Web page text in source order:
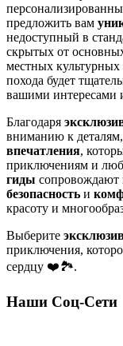
предложить вам
недоступный в
скрытых от
местных
похода будет
вашими интересами
Благодаря
вниманию к
впечатления,
приключениям и
гиды сопровождают
безопасность и
красоту и
Выберите
приключения,
сердцу ❤️🏞.
Наши Соц-Сети